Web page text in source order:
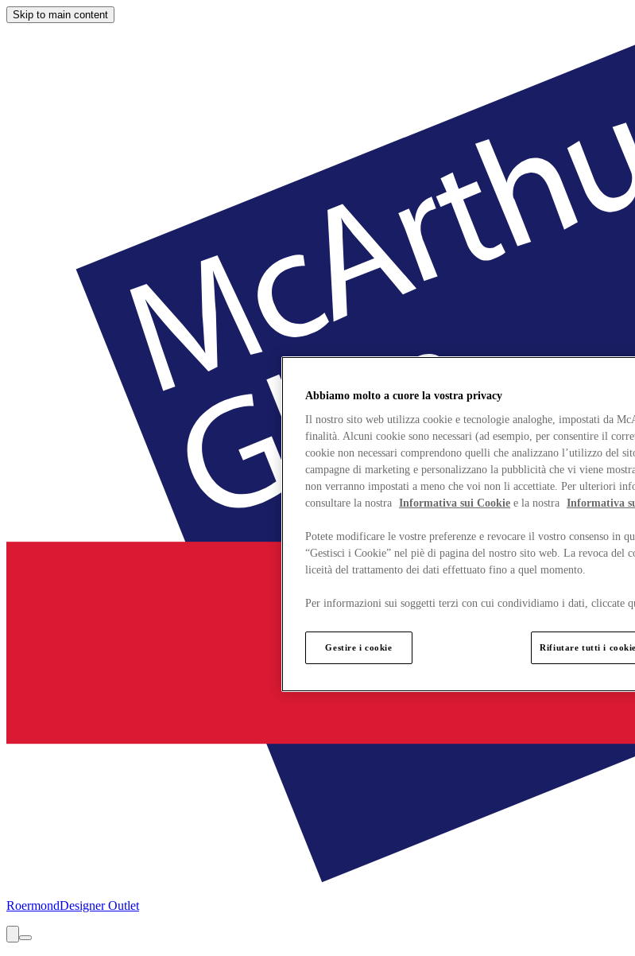
Skip to main content
RoermondDesigner Outlet
Abbiamo molto a cuore la vostra privacy
Il nostro sito web utilizza cookie e tecnologie analoghe, impostati da
finalità. Alcuni cookie sono necessari (ad esempio, per consentire il
cookie non necessari comprendono quelli che analizzano l’utilizzo del
campagne di marketing e personalizzano la pubblicità che vi viene
non verranno impostati a meno che voi non li accettiate. Per ulteriori
consultare la nostra Informativa sui Cookie e la nostra Informativa
Potete modificare le vostre preferenze e revocare il vostro consenso in
“Gestisci i Cookie” nel piè di pagina del nostro sito web. La revoca del
liceità del trattamento dei dati effettuato fino a quel momento.
Per informazioni sui soggetti terzi con cui condividiamo i dati, cliccate
Gestire i cookie Rifiutare tutti i cookie